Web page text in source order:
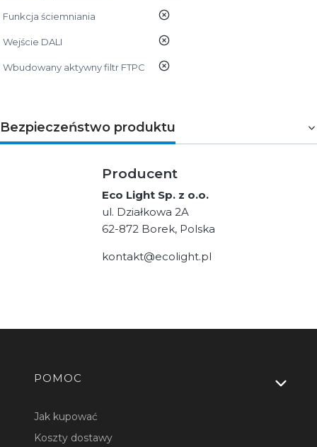
Funkcja ściemniania nie
Wejście DALI nie
Wbudowany aktywny filtr FTPC nie
Bezpieczeństwo produktu
Producent
Eco Light Sp. z o.o.
ul. Działkowa 2A
62-872 Borek, Polska
kontakt@ecolight.pl
Linki w stopce
POMOC
Jak kupować
Koszty dostawy